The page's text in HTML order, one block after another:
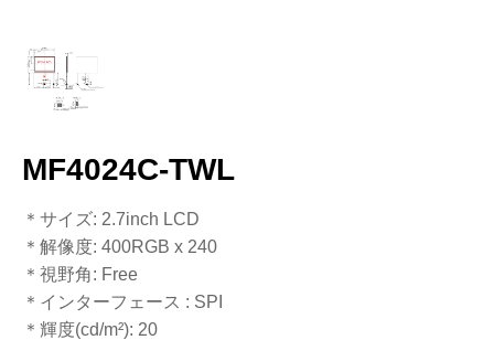
MF4024C-TWL
＊サイズ: 2.7inch LCD
＊解像度​​​​​​​: 400RGB x 240
＊視野角: Free
＊インターフェース​​​​​​​​​​​​​​ : SPI
＊輝度​​​​​​​​​​​​​​(cd/m²): 20